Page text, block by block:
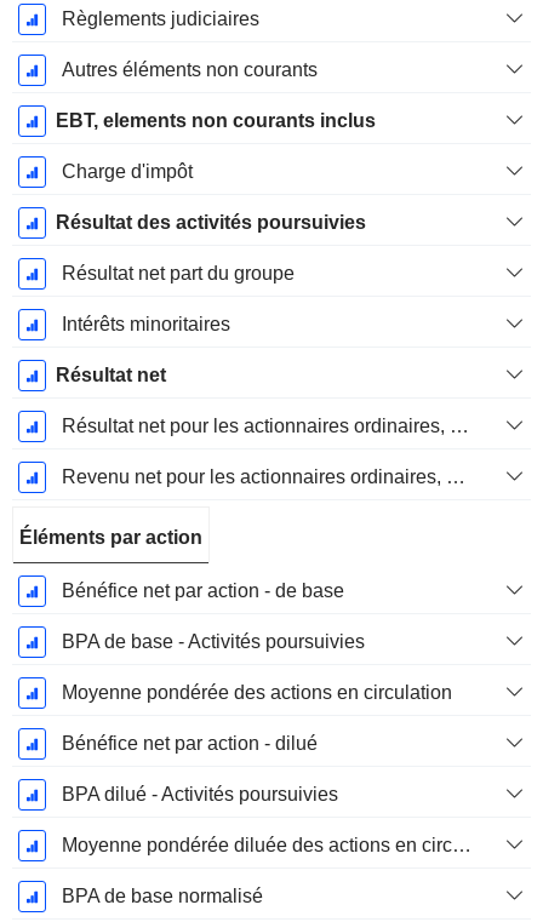
Règlements judiciaires
Autres éléments non courants
EBT, elements non courants inclus
Charge d'impôt
Résultat des activités poursuivies
Résultat net part du groupe
Intérêts minoritaires
Résultat net
Résultat net pour les actionnaires ordinaires, éléments exceptionnels inclus.
Revenu net pour les actionnaires ordinaires, hors éléments exceptionnelsRésultat net pour les actionnaires ordinaires, éléments exceptionnels exclus.
Éléments par action
Bénéfice net par action - de base
BPA de base - Activités poursuivies
Moyenne pondérée des actions en circulation
Bénéfice net par action - dilué
BPA dilué - Activités poursuivies
Moyenne pondérée diluée des actions en circulation
BPA de base normalisé